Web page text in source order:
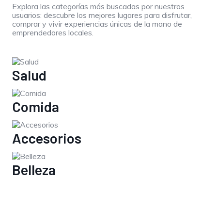
Explora las categorías más buscadas por nuestros
usuarios: descubre los mejores lugares para disfrutar,
comprar y vivir experiencias únicas de la mano de
emprendedores locales.
Salud
Comida
Accesorios
Belleza